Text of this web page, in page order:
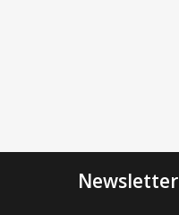
Newsletter